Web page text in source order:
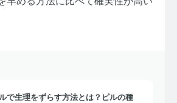
で生理をずらす方法とは？ピルの種